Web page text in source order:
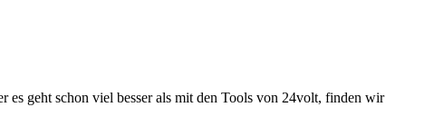
es geht schon viel besser als mit den Tools von 24volt, finden wir